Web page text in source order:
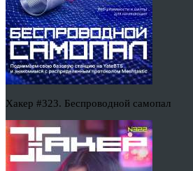
Хакер #323. Беспроводной самопал